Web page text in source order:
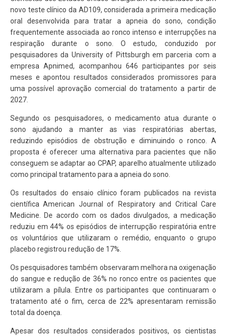
novo teste clínico da AD109, considerada a primeira medicação
oral desenvolvida para tratar a apneia do sono, condição
frequentemente associada ao ronco intenso e interrupções na
respiração durante o sono. O estudo, conduzido por
pesquisadores da University of Pittsburgh em parceria com a
empresa Apnimed, acompanhou 646 participantes por seis
meses e apontou resultados considerados promissores para
uma possível aprovação comercial do tratamento a partir de
2027.
Segundo os pesquisadores, o medicamento atua durante o
sono ajudando a manter as vias respiratórias abertas,
reduzindo episódios de obstrução e diminuindo o ronco. A
proposta é oferecer uma alternativa para pacientes que não
conseguem se adaptar ao CPAP, aparelho atualmente utilizado
como principal tratamento para a apneia do sono.
Os resultados do ensaio clínico foram publicados na revista
científica American Journal of Respiratory and Critical Care
Medicine. De acordo com os dados divulgados, a medicação
reduziu em 44% os episódios de interrupção respiratória entre
os voluntários que utilizaram o remédio, enquanto o grupo
placebo registrou redução de 17%.
Os pesquisadores também observaram melhora na oxigenação
do sangue e redução de 36% no ronco entre os pacientes que
utilizaram a pílula. Entre os participantes que continuaram o
tratamento até o fim, cerca de 22% apresentaram remissão
total da doença.
Apesar dos resultados considerados positivos, os cientistas